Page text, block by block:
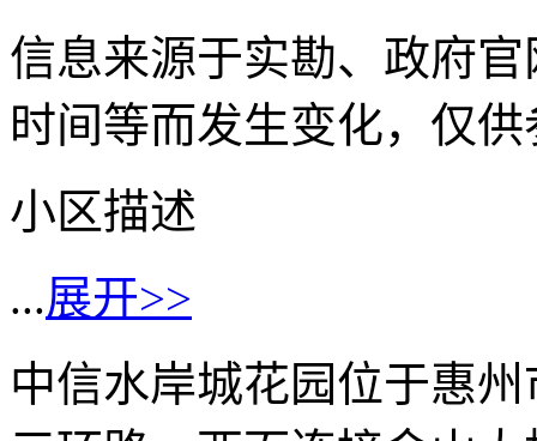
信息来源于实勘、政府
时间等而发生变化，仅
小区描述
...展开>>
中信水岸城花园位于惠